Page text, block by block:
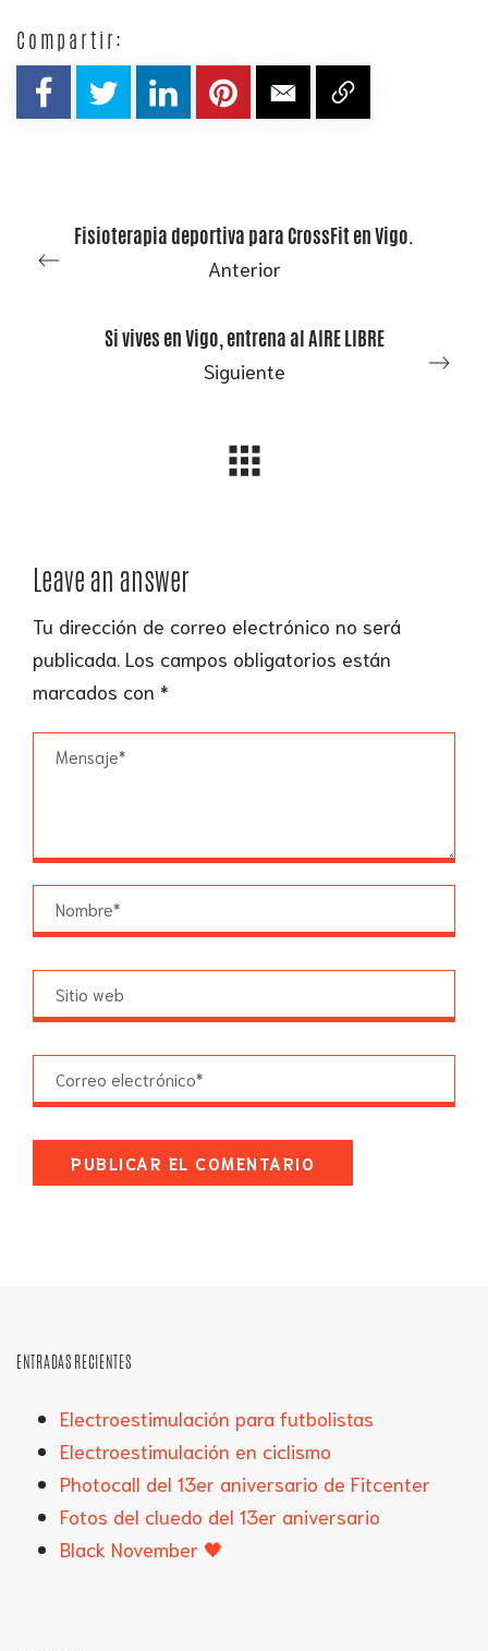
Compartir:
Fisioterapia deportiva para CrossFit en Vigo.
Anterior
Si vives en Vigo, entrena al AIRE LIBRE
Siguiente
Leave an answer
Tu dirección de correo electrónico no será
publicada. Los campos obligatorios están
marcados con *
ENTRADAS RECIENTES
Electroestimulación para futbolistas
Electroestimulación en ciclismo
Photocall del 13er aniversario de Fitcenter
Fotos del cluedo del 13er aniversario
Black November 🖤